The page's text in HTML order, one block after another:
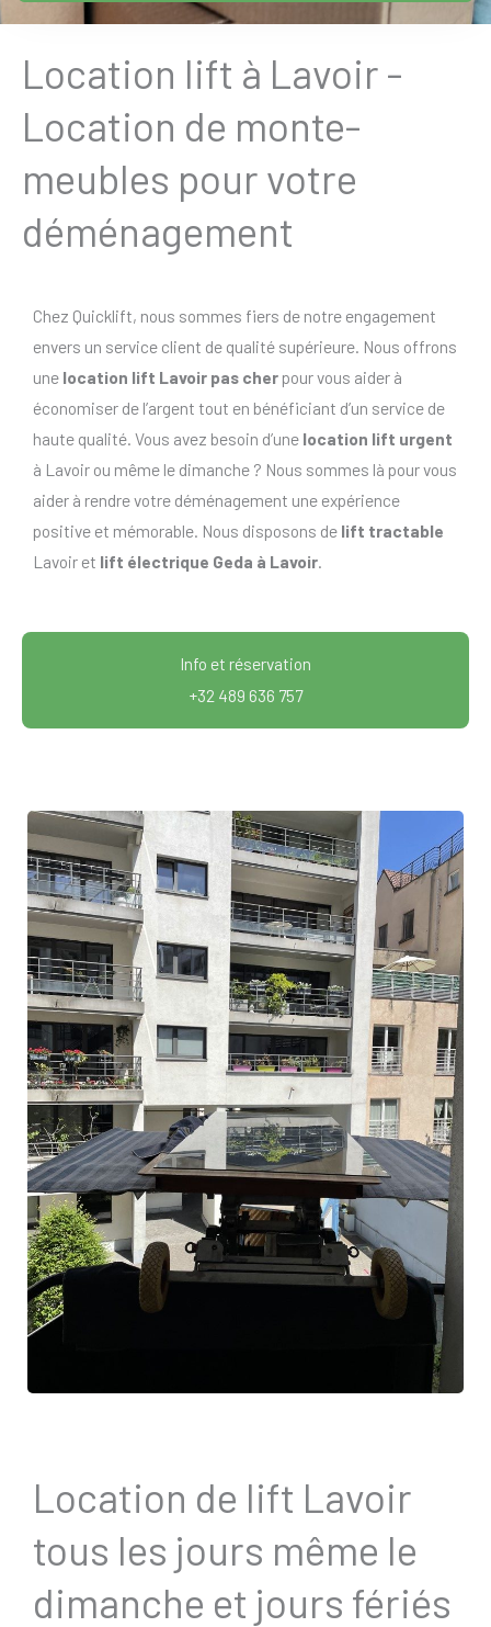
Location lift à Lavoir -
Location de monte-
meubles pour votre
déménagement
Chez Quicklift, nous sommes fiers de notre engagement
envers un service client de qualité supérieure. Nous offrons
une location lift Lavoir pas cher pour vous aider à
économiser de l’argent tout en bénéficiant d’un service de
haute qualité. Vous avez besoin d’une location lift urgent
à Lavoir ou même le dimanche ? Nous sommes là pour vous
aider à rendre votre déménagement une expérience
positive et mémorable. Nous disposons de lift tractable
Lavoir et lift électrique Geda à Lavoir.
Info et réservation
+32 489 636 757
Location de lift Lavoir
tous les jours même le
dimanche et jours fériés